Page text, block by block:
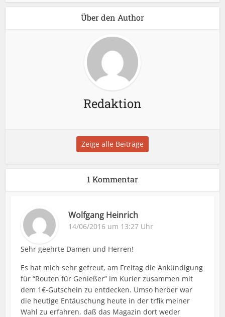
Über den Author
Redaktion
Zeige alle Beiträge
1 Kommentar
Wolfgang Heinrich
14/06/2016 um 13:27 Uhr
Sehr geehrte Damen und Herren!
Es hat mich sehr gefreut, am Freitag die Ankündigung
für “Routen für Genießer” im Kurier zusammen mit
dem 1€-Gutschein zu entdecken. Umso herber war
die heutige Entäuschung heute in der trfik meiner
Wahl zu erfahren, daß das Magazin dort weder